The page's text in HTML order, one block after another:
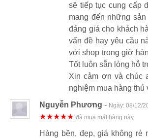
sẽ tiếp tục cung cấp
mang đến những
đáng giá cho khách
vấn đề hay yêu cầu
với shop trong giờ
Tốt luôn sẵn lòng hỗ
Xin cảm ơn và chúc
nghiệm mua hàng thú
Nguyễn Phương - Ngày: 08/12/
★★★★★ đã mua mặt hàng này
Hàng bền, đẹp, giá không rẻ